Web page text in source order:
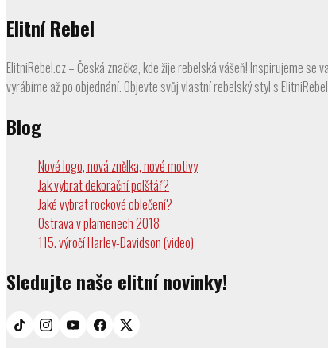
Elitní Rebel
ElitniRebel.cz – Česká značka, kde žije rebelská vášeň! Inspirujeme
vyrábíme až po objednání. Objevte svůj vlastní rebelský styl s
Blog
Nové logo, nová znělka, nové motivy
Jak vybrat dekorační polštář?
Jaké vybrat rockové oblečení?
Ostrava v plamenech 2018
115. výročí Harley-Davidson (video)
Sledujte naše elitní novinky!